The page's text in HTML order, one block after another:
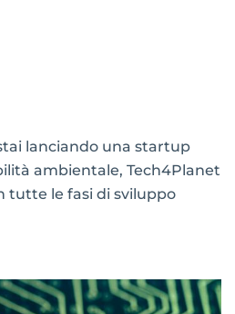
lanciando una startup
ambientale, Tech4Planet
tutte le fasi di sviluppo